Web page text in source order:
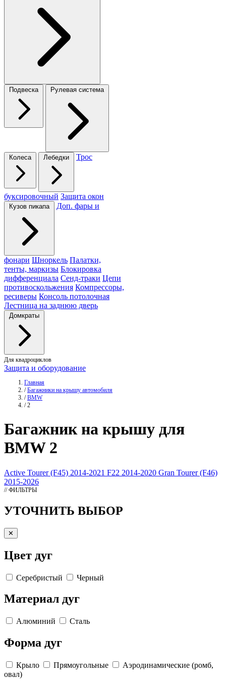
Подвеска Рулевая система
Колеса Лебедки Трос
буксировочный Защита окон
Кузов пикапа Доп. фары и
фонари Шноркель Палатки,
тенты, маркизы Блокировка
дифференциала Сенд-траки Цепи
противоскольжения Компрессоры,
ресиверы Консоль потолочная
Лестница на заднюю дверь
Домкраты
Для квадроциклов
Защита и оборудование
Главная
/ Багажники на крышу автомобиля
/ BMW
/ 2
Багажникна крышу для
BMW 2
Active Tourer (F45) 2014-2021 F22 2014-2020 Gran Tourer (F46)
2015-2026
// ФИЛЬТРЫ
УТОЧНИТЬ ВЫБОР
✕
Цвет дуг
Серебристый Черный
Материал дуг
Алюминий Сталь
Форма дуг
Крыло Прямоугольные
Аэродинамические (ромб,
овал)